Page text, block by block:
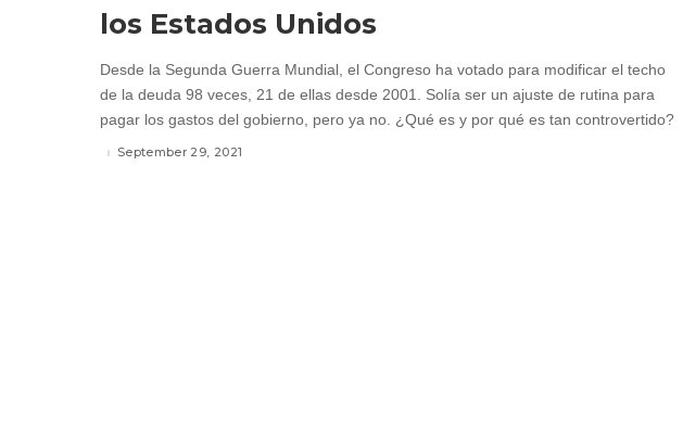
los Estados Unidos
Desde la Segunda Guerra Mundial, el Congreso ha votado para modificar el techo
de la deuda 98 veces, 21 de ellas desde 2001. Solía ser un ajuste de rutina para
pagar los gastos del gobierno, pero ya no. ¿Qué es y por qué es tan controvertido?
September 29, 2021